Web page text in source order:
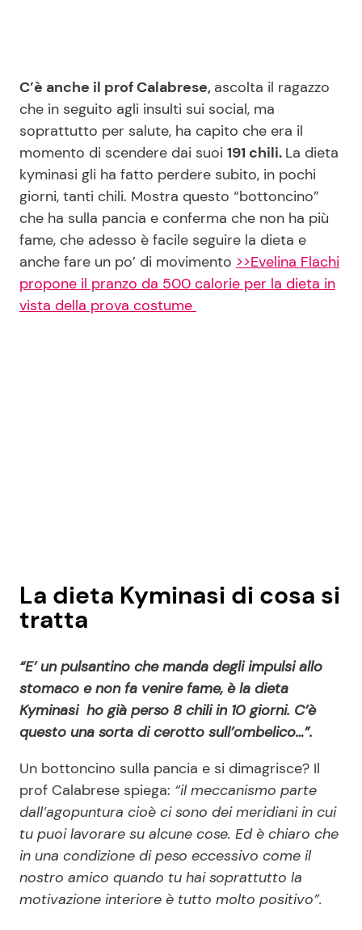
Redazione
Contattaci
Pubblicità
Privacy Policy
C’è anche il prof Calabrese, ascolta il ragazzo
che in seguito agli insulti sui social, ma
soprattutto per salute, ha capito che era il
momento di scendere dai suoi 191 chili. La dieta
kyminasi gli ha fatto perdere subito, in pochi
giorni, tanti chili. Mostra questo “bottoncino”
che ha sulla pancia e conferma che non ha più
fame, che adesso è facile seguire la dieta e
anche fare un po’ di movimento >>Evelina Flachi
propone il pranzo da 500 calorie per la dieta in
vista della prova costume
La dieta Kyminasi di cosa si
tratta
“E’ un pulsantino che manda degli impulsi allo
stomaco e non fa venire fame, è la dieta
Kyminasi ho già perso 8 chili in 10 giorni. C’è
questo una sorta di cerotto sull’ombelico…”.
Un bottoncino sulla pancia e si dimagrisce? Il
prof Calabrese spiega: “il meccanismo parte
dall’agopuntura cioè ci sono dei meridiani in cui
tu puoi lavorare su alcune cose. Ed è chiaro che
in una condizione di peso eccessivo come il
nostro amico quando tu hai soprattutto la
motivazione interiore è tutto molto positivo”.